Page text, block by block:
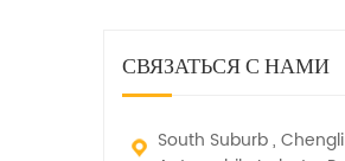
транспортные
специальных
средств,
параметров
вытягивание и
СВЯЗАТЬСЯ С НАМИ
South Suburb , Chengli